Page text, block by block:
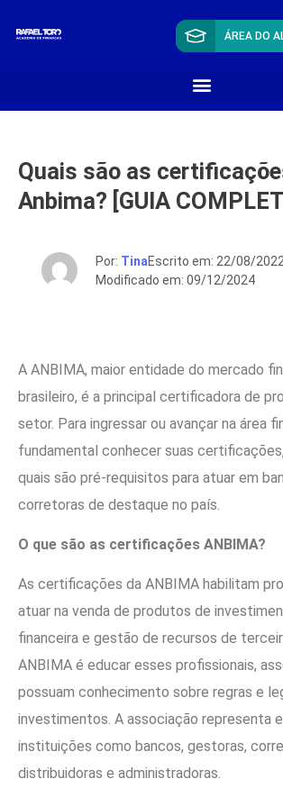
ÁREA DO
Quais são as
Anbima? [GUIA
Por: TinaEscrito em: 22/08/2022
Modificado em: 09/12/2024
A ANBIMA, maior entidade do mercado
brasileiro, é a principal certificadora de
setor. Para ingressar ou avançar na área
fundamental conhecer suas
quais são pré-requisitos para atuar em
corretoras de destaque no país.
O que são as certificações ANBIMA?
As certificações da ANBIMA habilitam
atuar na venda de produtos de
financeira e gestão de recursos de
ANBIMA é educar esses profissionais,
possuam conhecimento sobre regras e
investimentos. A associação representa
instituições como bancos, gestoras,
distribuidoras e administradoras.